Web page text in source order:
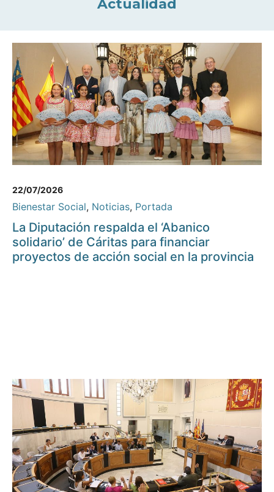
Actualidad
22/07/2026
Bienestar Social, Noticias, Portada
La Diputación respalda el ‘Abanico
solidario’ de Cáritas para financiar
proyectos de acción social en la provincia